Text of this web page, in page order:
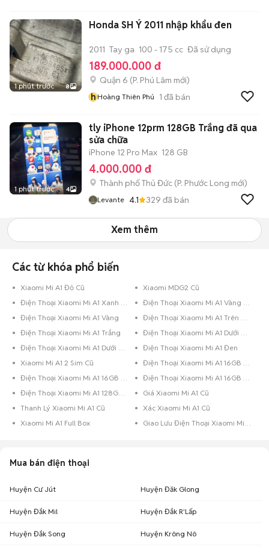
1 phút trước 8
Honda SH Ý 2011 nhập khẩu đen
2011 Tay ga 100 - 175 cc Đã sử dụng
189.000.000 đ
Quận 6 (P. Phú Lâm mới)
hHoàng Thiên Phú 1 đã bán
1 phút trước 4
tly iPhone 12prm 128GB Trắng đã qua
sửa chữa
iPhone 12 Pro Max 128 GB
4.000.000 đ
Thành phố Thủ Đức (P. Phước Long mới)
Levante 4.1 329 đã bán
Xem thêm
Các từ khóa phổ biến
Xiaomi Mi A1 Đỏ Cũ
Xiaomi MDG2 Cũ
Điện Thoại Xiaomi Mi A1 Xanh Dương
Điện Thoại Xiaomi Mi A1 Vàng Hồng
Điện Thoại Xiaomi Mi A1 Vàng
Điện Thoại Xiaomi Mi A1 Trên 256GB Đỏ
Điện Thoại Xiaomi Mi A1 Trắng
Điện Thoại Xiaomi Mi A1 Dưới 8GB Đen Bóng
Điện Thoại Xiaomi Mi A1 Dưới 8GB Đen
Điện Thoại Xiaomi Mi A1 Đen
Xiaomi Mi A1 2 Sim Cũ
Điện Thoại Xiaomi Mi A1 16GB Vàng
Điện Thoại Xiaomi Mi A1 16GB Trắng
Điện Thoại Xiaomi Mi A1 16GB Đen
Điện Thoại Xiaomi Mi A1 128GB Đen
Giá Xiaomi Mi A1 Cũ
Thanh Lý Xiaomi Mi A1 Cũ
Xác Xiaomi Mi A1 Cũ
Xiaomi Mi A1 Full Box
Giao Lưu Điện Thoại Xiaomi Mi A1
Mua bán điện thoại
Huyện Cư Jút Huyện Đăk Glong
Huyện Đắk Mil Huyện Đắk R'Lấp
Huyện Đắk Song Huyện Krông Nô